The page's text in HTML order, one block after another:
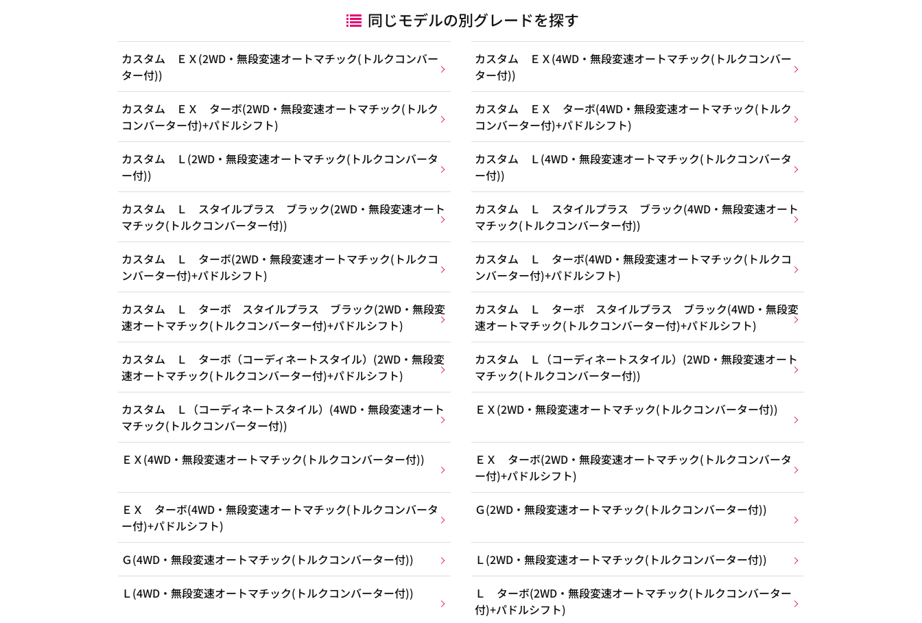
同じモデルの別グレードを探す
カスタム ＥＸ(2WD・無段変速オートマチック(トルクコンバー
ター付))
カスタム ＥＸ(4WD・無段変速オートマチック(トルクコンバー
ター付))
カスタム ＥＸ ターボ(2WD・無段変速オートマチック(トルク
コンバーター付)+パドルシフト)
カスタム ＥＸ ターボ(4WD・無段変速オートマチック(トルク
コンバーター付)+パドルシフト)
カスタム Ｌ(2WD・無段変速オートマチック(トルクコンバータ
ー付))
カスタム Ｌ(4WD・無段変速オートマチック(トルクコンバータ
ー付))
カスタム Ｌ スタイルプラス ブラック(2WD・無段変速オート
マチック(トルクコンバーター付))
カスタム Ｌ スタイルプラス ブラック(4WD・無段変速オート
マチック(トルクコンバーター付))
カスタム Ｌ ターボ(2WD・無段変速オートマチック(トルクコ
ンバーター付)+パドルシフト)
カスタム Ｌ ターボ(4WD・無段変速オートマチック(トルクコ
ンバーター付)+パドルシフト)
カスタム Ｌ ターボ スタイルプラス ブラック(2WD・無段変
速オートマチック(トルクコンバーター付)+パドルシフト)
カスタム Ｌ ターボ スタイルプラス ブラック(4WD・無段変
速オートマチック(トルクコンバーター付)+パドルシフト)
カスタム Ｌ ターボ（コーディネートスタイル）(2WD・無段変
速オートマチック(トルクコンバーター付)+パドルシフト)
カスタム Ｌ（コーディネートスタイル）(2WD・無段変速オート
マチック(トルクコンバーター付))
カスタム Ｌ（コーディネートスタイル）(4WD・無段変速オート
マチック(トルクコンバーター付))
ＥＸ(2WD・無段変速オートマチック(トルクコンバーター付))
ＥＸ(4WD・無段変速オートマチック(トルクコンバーター付))
ＥＸ ターボ(2WD・無段変速オートマチック(トルクコンバータ
ー付)+パドルシフト)
ＥＸ ターボ(4WD・無段変速オートマチック(トルクコンバータ
ー付)+パドルシフト)
Ｇ(2WD・無段変速オートマチック(トルクコンバーター付))
Ｇ(4WD・無段変速オートマチック(トルクコンバーター付)) Ｌ(2WD・無段変速オートマチック(トルクコンバーター付))
Ｌ(4WD・無段変速オートマチック(トルクコンバーター付))
Ｌ ターボ(2WD・無段変速オートマチック(トルクコンバーター
付)+パドルシフト)